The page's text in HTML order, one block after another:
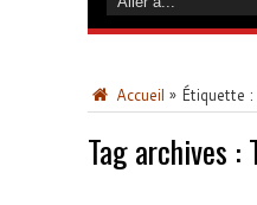
Accueil » Étiquette :
Tag archives :